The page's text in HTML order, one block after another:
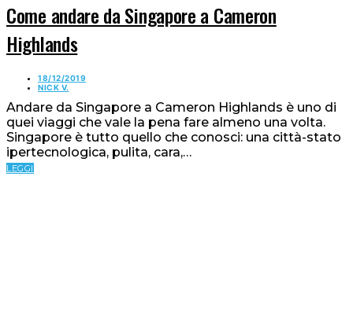
Come andare da Singapore a Cameron
Highlands
18/12/2019
NICK V.
Andare da Singapore a Cameron Highlands è uno di
quei viaggi che vale la pena fare almeno una volta.
Singapore è tutto quello che conosci: una città-stato
ipertecnologica, pulita, cara,…
LEGGI